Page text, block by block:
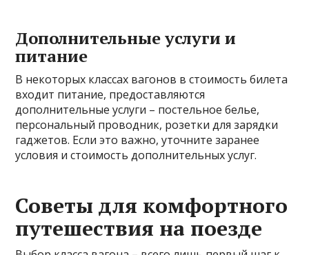
Дополнительные услуги и
питание
В некоторых классах вагонов в стоимость билета
входит питание, предоставляются
дополнительные услуги – постельное белье,
персональный проводник, розетки для зарядки
гаджетов. Если это важно, уточните заранее
условия и стоимость дополнительных услуг.
Советы для комфортного
путешествия на поезде